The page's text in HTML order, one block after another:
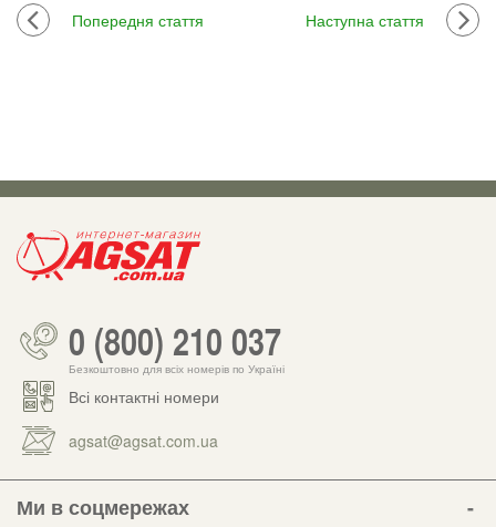
Попередня стаття Наступна стаття
0 (800) 210 037
Безкоштовно для всіх номерів по Україні
Всі контактні номери
agsat@agsat.com.ua
Ми в соцмережах